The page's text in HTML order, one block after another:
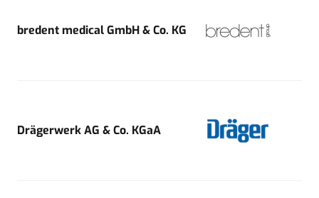
bredent medical GmbH & Co. KG
Drägerwerk AG & Co. KGaA